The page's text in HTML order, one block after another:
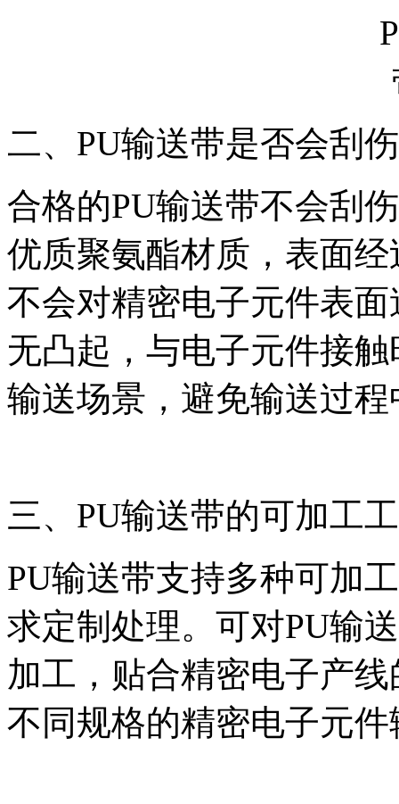
二、PU输送带是否会刮
合格的PU输送带不会刮
优质聚氨酯材质，表面
不会对精密电子元件表
无凸起，与电子元件接
输送场景，避免输送过
三、PU输送带的可加工
PU输送带支持多种可加
求定制处理。可对PU输
加工，贴合精密电子产
不同规格的精密电子元